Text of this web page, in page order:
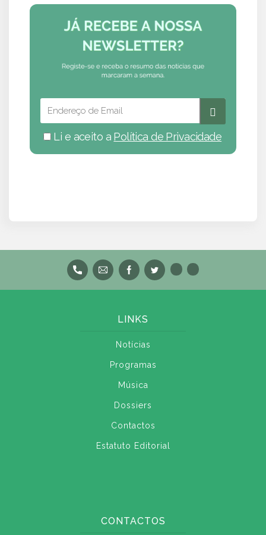
Li e aceito a Política de Privacidade
LINKS
Notícias
Programas
Música
Dossiers
Contactos
Estatuto Editorial
CONTACTOS